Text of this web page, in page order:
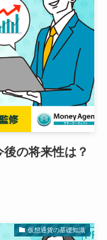
の将来性は？
仮想通貨の基礎知識